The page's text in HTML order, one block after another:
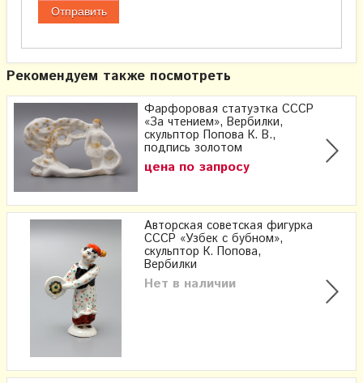
Рекомендуем также посмотреть
Фарфоровая статуэтка СССР
«За чтением», Вербилки,
скульптор Попова К. В.,
подпись золотом
цена по запросу
Авторская советская фигурка
СССР «Узбек с бубном»,
скульптор К. Попова,
Вербилки
Нет в наличии